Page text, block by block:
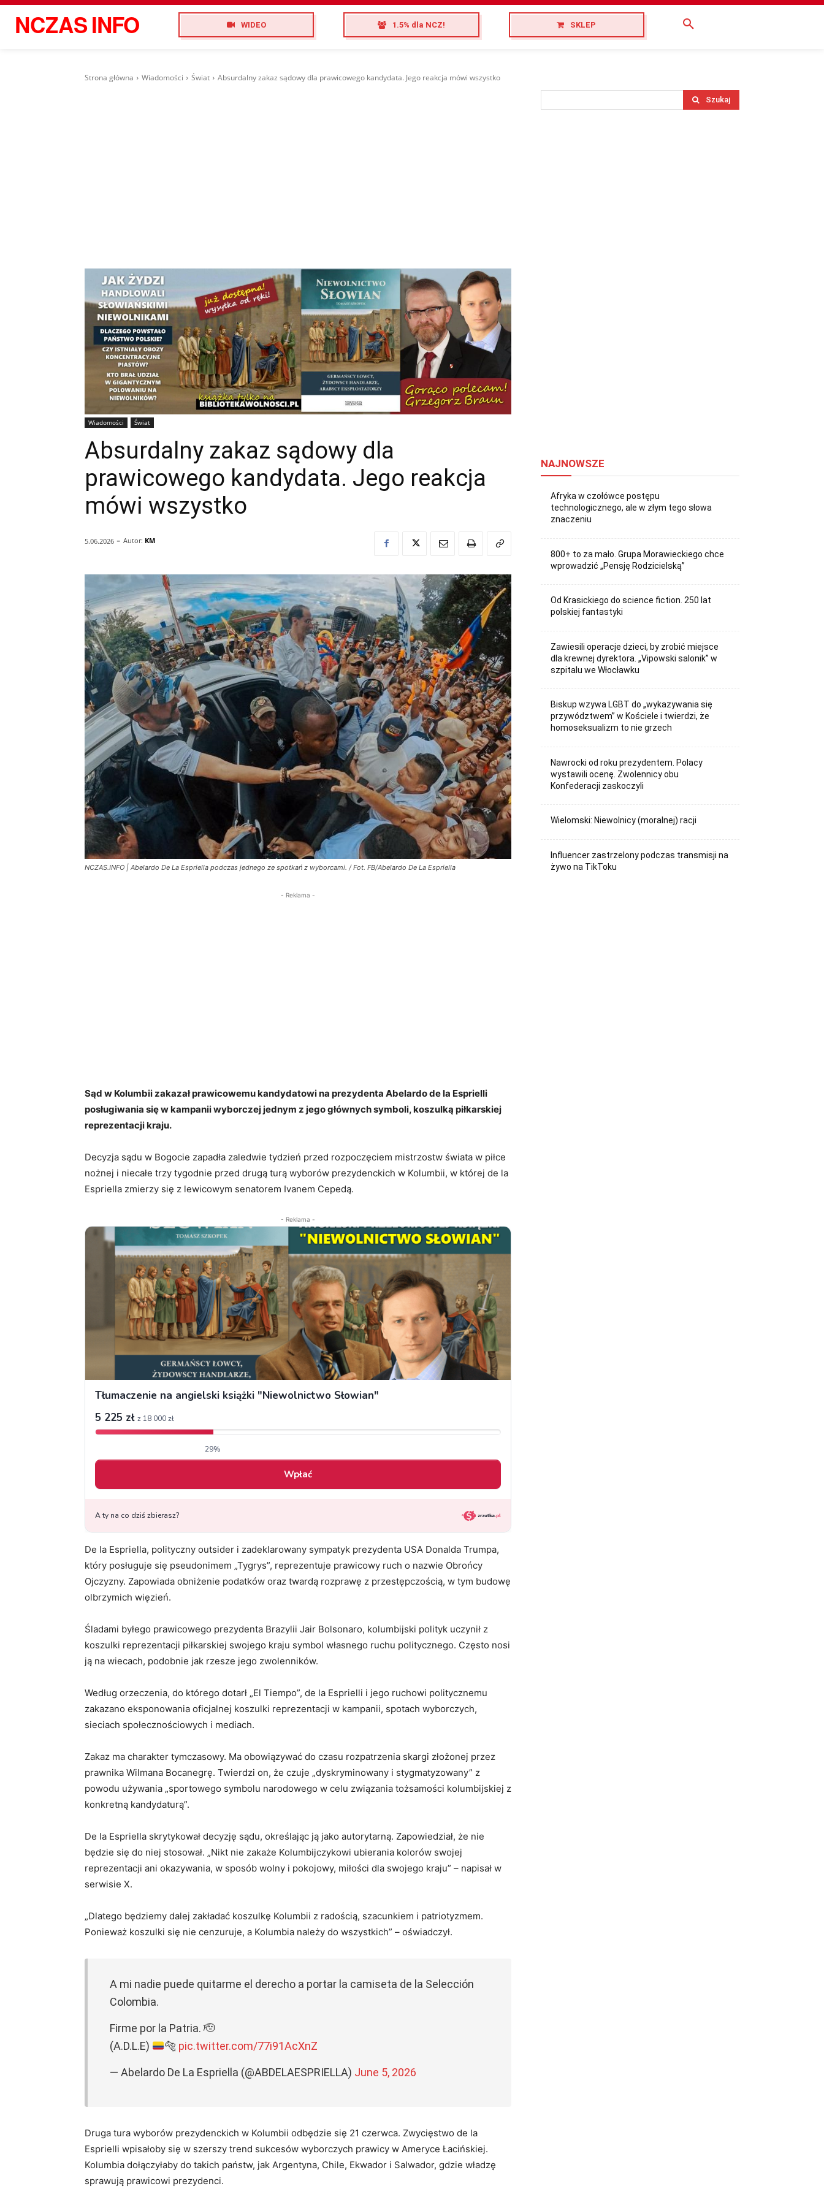
NCZASINFO WIDEO 1.5% dla NCZ! SKLEP
Strona główna Wiadomości Świat Absurdalny zakaz sądowy dla prawicowego kandydata. Jego reakcja mówi wszystko
Wiadomości Świat
Absurdalny zakaz sądowy dla
prawicowego kandydata. Jego reakcja
mówi wszystko
5.06.2026 - Autor: KM
NCZAS.INFO | Abelardo De La Espriella podczas jednego ze spotkań z wyborcami. / Fot. FB/Abelardo De La Espriella
- Reklama -
Sąd w Kolumbii zakazał prawicowemu kandydatowi na prezydenta Abelardo de la Esprielli
posługiwania się w kampanii wyborczej jednym z jego głównych symboli, koszulką piłkarskiej
reprezentacji kraju.
Decyzja sądu w Bogocie zapadła zaledwie tydzień przed rozpoczęciem mistrzostw świata w piłce
nożnej i niecałe trzy tygodnie przed drugą turą wyborów prezydenckich w Kolumbii, w której de la
Espriella zmierzy się z lewicowym senatorem Ivanem Cepedą.
- Reklama -
De la Espriella, polityczny outsider i zadeklarowany sympatyk prezydenta USA Donalda Trumpa,
który posługuje się pseudonimem „Tygrys”, reprezentuje prawicowy ruch o nazwie Obrońcy
Ojczyzny. Zapowiada obniżenie podatków oraz twardą rozprawę z przestępczością, w tym budowę
olbrzymich więzień.
Śladami byłego prawicowego prezydenta Brazylii Jair Bolsonaro, kolumbijski polityk uczynił z
koszulki reprezentacji piłkarskiej swojego kraju symbol własnego ruchu politycznego. Często nosi
ją na wiecach, podobnie jak rzesze jego zwolenników.
Według orzeczenia, do którego dotarł „El Tiempo”, de la Esprielli i jego ruchowi politycznemu
zakazano eksponowania oficjalnej koszulki reprezentacji w kampanii, spotach wyborczych,
sieciach społecznościowych i mediach.
Zakaz ma charakter tymczasowy. Ma obowiązywać do czasu rozpatrzenia skargi złożonej przez
prawnika Wilmana Bocanegrę. Twierdzi on, że czuje „dyskryminowany i stygmatyzowany” z
powodu używania „sportowego symbolu narodowego w celu związania tożsamości kolumbijskiej z
konkretną kandydaturą”.
De la Espriella skrytykował decyzję sądu, określając ją jako autorytarną. Zapowiedział, że nie
będzie się do niej stosował. „Nikt nie zakaże Kolumbijczykowi ubierania kolorów swojej
reprezentacji ani okazywania, w sposób wolny i pokojowy, miłości dla swojego kraju” – napisał w
serwisie X.
„Dlatego będziemy dalej zakładać koszulkę Kolumbii z radością, szacunkiem i patriotyzmem.
Ponieważ koszulki się nie cenzuruje, a Kolumbia należy do wszystkich” – oświadczył.
A mi nadie puede quitarme el derecho a portar la camiseta de la Selección
Colombia.
Firme por la Patria. 🫡
(A.D.L.E)
🐅 pic.twitter.com/77i91AcXnZ
— Abelardo De La Espriella (@ABDELAESPRIELLA) June 5, 2026
Druga tura wyborów prezydenckich w Kolumbii odbędzie się 21 czerwca. Zwycięstwo de la
Esprielli wpisałoby się w szerszy trend sukcesów wyborczych prawicy w Ameryce Łacińskiej.
Kolumbia dołączyłaby do takich państw, jak Argentyna, Chile, Ekwador i Salwador, gdzie władzę
sprawują prawicowi prezydenci.
Szukaj
NAJNOWSZE
Afryka w czołówce postępu
technologicznego, ale w złym tego słowa
znaczeniu
800+ to za mało. Grupa Morawieckiego chce
wprowadzić „Pensję Rodzicielską”
Od Krasickiego do science fiction. 250 lat
polskiej fantastyki
Zawiesili operacje dzieci, by zrobić miejsce
dla krewnej dyrektora. „Vipowski salonik” w
szpitalu we Włocławku
Biskup wzywa LGBT do „wykazywania się
przywództwem” w Kościele i twierdzi, że
homoseksualizm to nie grzech
Nawrocki od roku prezydentem. Polacy
wystawili ocenę. Zwolennicy obu
Konfederacji zaskoczyli
Wielomski: Niewolnicy (moralnej) racji
Influencer zastrzelony podczas transmisji na
żywo na TikToku